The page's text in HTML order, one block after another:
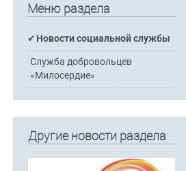
Меню раздела
Новости социальной службы
Служба добровольцев
«Милосердие»
Другие новости раздела